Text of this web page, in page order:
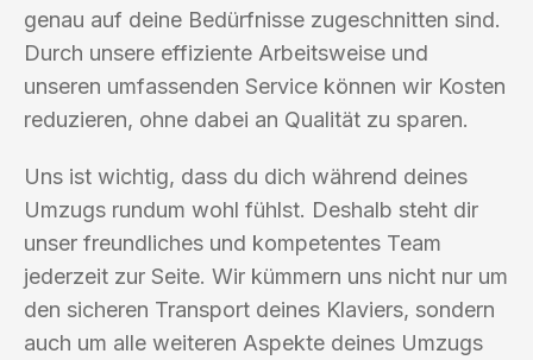
genau auf deine Bedürfnisse zugeschnitten sind.
Durch unsere effiziente Arbeitsweise und
unseren umfassenden Service können wir Kosten
reduzieren, ohne dabei an Qualität zu sparen.
Uns ist wichtig, dass du dich während deines
Umzugs rundum wohl fühlst. Deshalb steht dir
unser freundliches und kompetentes Team
jederzeit zur Seite. Wir kümmern uns nicht nur um
den sicheren Transport deines Klaviers, sondern
auch um alle weiteren Aspekte deines Umzugs